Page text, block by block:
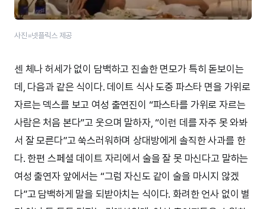
사진=넷플릭스 제공
센 체나 허세가 없이 담백하고 진솔한 면모가 특히 돋보이는
데, 다음과 같은 식이다. 데이트 식사 도중 파스타 면을 가위로
자르는 덱스를 보고 여성 출연진이 “파스타를 가위로 자르는
사람은 처음 본다”고 웃으며 말하자, “이런 데를 자주 못 와봐
서 잘 모른다”고 쑥스러워하며 상대방에게 솔직한 사과를 한
다. 한편 스페셜 데이트 자리에서 술을 잘 못 마신다고 말하는
여성 출연자 앞에서는 “그럼 자신도 같이 술을 마시지 않겠
다”고 담백하게 말을 되받아치는 식이다. 화려한 언사 없이 별